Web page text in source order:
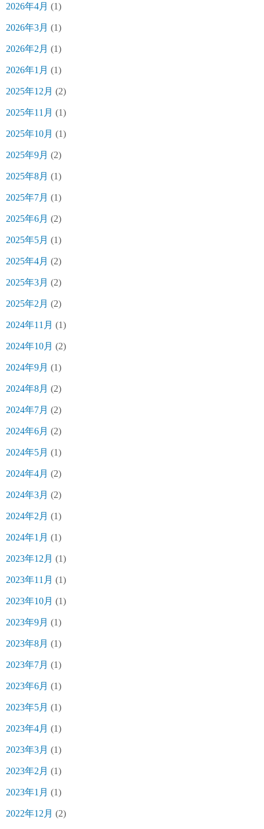
2026年4月 (1)
2026年3月 (1)
2026年2月 (1)
2026年1月 (1)
2025年12月 (2)
2025年11月 (1)
2025年10月 (1)
2025年9月 (2)
2025年8月 (1)
2025年7月 (1)
2025年6月 (2)
2025年5月 (1)
2025年4月 (2)
2025年3月 (2)
2025年2月 (2)
2024年11月 (1)
2024年10月 (2)
2024年9月 (1)
2024年8月 (2)
2024年7月 (2)
2024年6月 (2)
2024年5月 (1)
2024年4月 (2)
2024年3月 (2)
2024年2月 (1)
2024年1月 (1)
2023年12月 (1)
2023年11月 (1)
2023年10月 (1)
2023年9月 (1)
2023年8月 (1)
2023年7月 (1)
2023年6月 (1)
2023年5月 (1)
2023年4月 (1)
2023年3月 (1)
2023年2月 (1)
2023年1月 (1)
2022年12月 (2)